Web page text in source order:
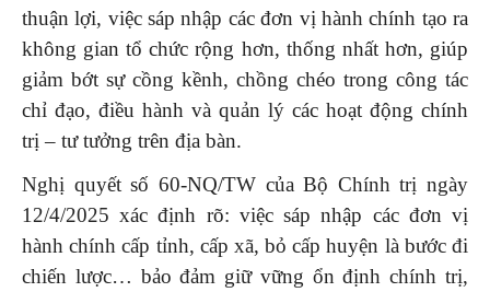
thuận lợi, việc sáp nhập các đơn vị hành chính tạo ra
không gian tổ chức rộng hơn, thống nhất hơn, giúp
giảm bớt sự cồng kềnh, chồng chéo trong công tác
chỉ đạo, điều hành và quản lý các hoạt động chính
trị – tư tưởng trên địa bàn.
Nghị quyết số 60-NQ/TW của Bộ Chính trị ngày
12/4/2025 xác định rõ: việc sáp nhập các đơn vị
hành chính cấp tỉnh, cấp xã, bỏ cấp huyện là bước đi
chiến lược… bảo đảm giữ vững ổn định chính trị,